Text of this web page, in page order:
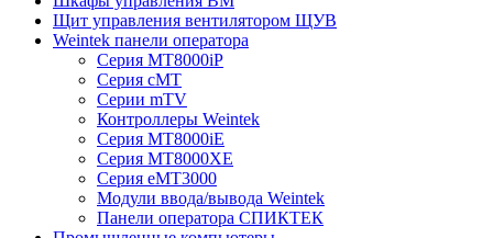
Щит управления вентилятором ЩУВ
Weintek панели оператора
Серия MT8000iP
Серия cMT
Серии mTV
Контроллеры Weintek
Серия MT8000iE
Серия MT8000XE
Серия eMT3000
Модули ввода/вывода Weintek
Панели оператора СПИКТЕК